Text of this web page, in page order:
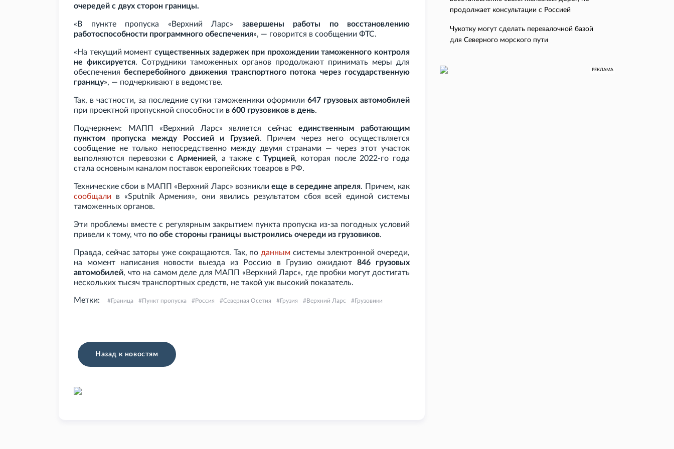
очередей с двух сторон границы.
«В пункте пропуска «Верхний Ларс» завершены работы по восстановлению
работоспособности программного обеспечения», — говорится в сообщении ФТС.
«На текущий момент существенных задержек при прохождении таможенного контроля
не фиксируется. Сотрудники таможенных органов продолжают принимать меры для
обеспечениябесперебойного движения транспортного потока через государственную
границу», — подчеркивают в ведомстве.
Так, в частности, за последние сутки таможенники оформили 647 грузовых автомобилей
при проектной пропускной способности в 600 грузовиков в день.
Подчеркнем: МАПП «Верхний Ларс» является сейчасединственным работающим
пунктом пропуска между Россией и Грузией. Причем через него осуществляется
сообщение не только непосредственно между двумя странами — через этот участок
выполняются перевозкис Арменией, а также с Турцией, которая после 2022-го года
стала основным каналом поставок европейских товаров в РФ.
Технические сбои в МАПП «Верхний Ларс» возниклиеще в середине апреля. Причем, как
сообщали в «Sputnik Армения», они явились результатом сбоя всей единой системы
таможенных органов.
Эти проблемы вместе с регулярным закрытием пункта пропуска из-за погодных условий
привели к тому, что по обе стороны границы выстроились очереди из грузовиков.
Правда, сейчас заторы уже сокращаются. Так, по даннымсистемы электронной очереди,
на момент написания новости выезда из Россию в Грузию ожидают846 грузовых
автомобилей, что на самом деле для МАПП «Верхний Ларс», где пробки могут достигать
нескольких тысяч транспортных средств, не такой уж высокий показатель.
Метки: Граница Пункт пропуска Россия Северная Осетия Грузия Верхний Ларс Грузовики
Назад к новостям
продолжает консультации с Россией
Чукотку могут сделать перевалочной базой
для Северного морского пути
РЕКЛАМА